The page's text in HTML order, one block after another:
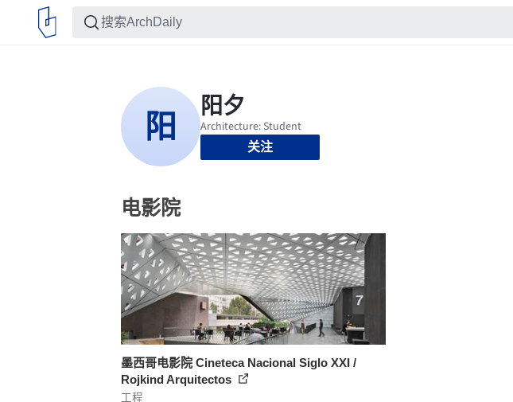
关注
电影院
墨西哥电影院 Cineteca Nacional Siglo XXI /
Rojkind Arquitectos
工程